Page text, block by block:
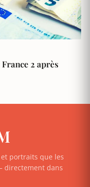
2 après
portraits que les
directement dans